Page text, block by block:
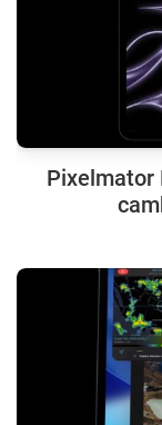
Pixelmator